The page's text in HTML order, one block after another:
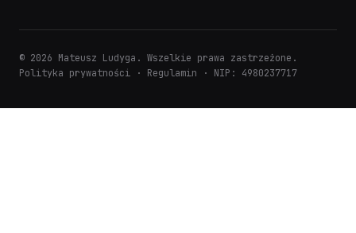
© 2026 Mateusz Ludyga. Wszelkie prawa zastrzeżone.
Polityka prywatności · Regulamin · NIP: 4980237717